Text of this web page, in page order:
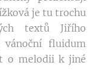
je tu trochu
textů Jiřího
vánoční fluidum
o melodii k jiné